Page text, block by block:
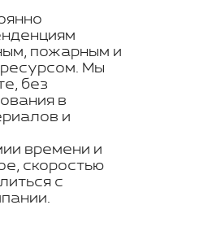
пожарным и
Мы
без
в
и
времени и
скоростью
с